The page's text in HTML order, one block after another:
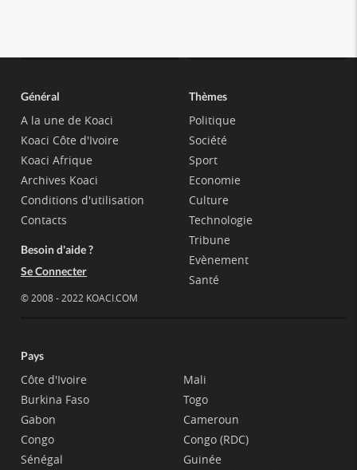
Général
A la une de Koaci
Koaci Côte d'Ivoire
Koaci Afrique
Archives Koaci
Conditions d'utilisation
Contacts
Besoin d'aide ?
Se Connecter
© 2008 - 2022 KOACI.COM
Thèmes
Politique
Société
Sport
Economie
Culture
Technologie
Tribune
Evènement
Santé
Pays
Côte d'Ivoire
Burkina Faso
Gabon
Congo
Sénégal
Mali
Togo
Cameroun
Congo (RDC)
Guinée